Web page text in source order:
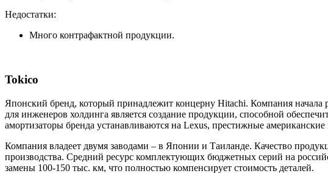
Недостатки:
Много контрафактной продукции.
Tokico
Японский бренд, который принадлежит концерну Hitachi. Компания
для инженеров холдинга является создание продукции, способной
амортизаторы бренда устанавливаются на Lexus, престижные
Компания владеет двумя заводами – в Японии и Таиланде. Качество
производства. Средний ресурс комплектующих бюджетных серий на
замены 100-150 тыс. км, что полностью компенсирует стоимость деталей.